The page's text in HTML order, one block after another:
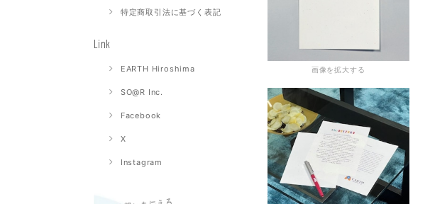
特定商取引法に基づく表記
Link
EARTH Hiroshima
SO@R Inc.
Facebook
X
Instagram
画像を拡大する